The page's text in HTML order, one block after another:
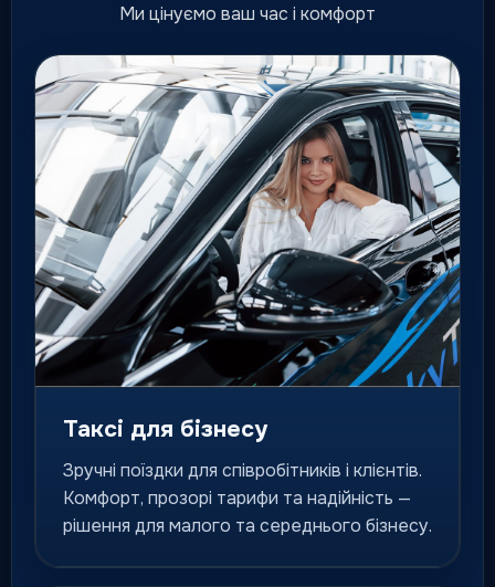
Люкс таксі
Флагманський клас для
особливих подій, гостей і
персональних поїздок.
для особливих маршрутів
Міжміське таксі
Поїздки до інших міст за
фіксованим маршрутом і
зрозумілою логікою сервісу.
Попереднє замовлення
Подача авто на конкретний
та подій.
Ми цінуємо ваш час і комфорт
Таксі для бізнесу
Зручні поїздки для співробітників і клієнтів.
Комфорт, прозорі тарифи та надійність —
рішення для малого та середнього бізнесу.